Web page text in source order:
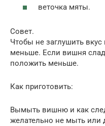
веточка мяты.
Совет.
Чтобы не заглушить
меньше. Если вишня
положить меньше.
Как приготовить:
Вымыть вишню и как
желательно не мыть или